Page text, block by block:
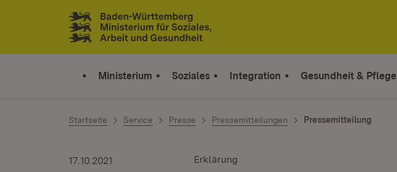
Zum Inhalt springen
Link zur Startseite
Ministerium Soziales Integration Gesundheit & Pflege
Startseite Service Presse Pressemitteilungen Pressemitteilung
Erklärung
17.10.2021